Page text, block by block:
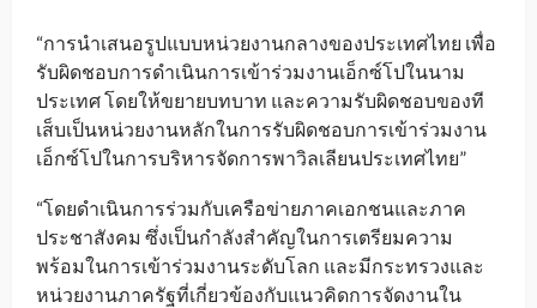
“การนำเสนอรูปแบบหน่วยงานกลางของประเทศไทย เพื่อ
รับผิดชอบการดำเนินการเข้าร่วมงานเอ็กซ์โปในนาม
ประเทศ โดยให้ขยายบทบาท และความรับผิดชอบของที
เส็บเป็นหน่วยงานหลักในการรับผิดชอบการเข้าร่วมงาน
เอ็กซ์โปในการบริหารจัดการพาวิลเลียนประเทศไทย”
“โดยดำเนินการร่วมกับเครือข่ายภาคเอกชนและภาค
ประชาสังคม ซึ่งเป็นกำลังสำคัญในการเตรียมความ
พร้อมในการเข้าร่วมงานระดับโลก และมีกระทรวงและ
หน่วยงานภาครัฐที่เกี่ยวข้องกับแนวคิดการจัดงานใน